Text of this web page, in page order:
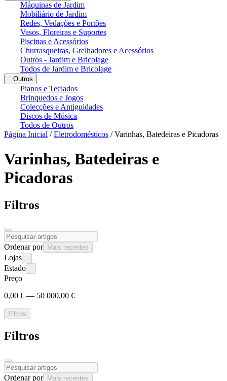
Máquinas de Jardim
Mobiliário de Jardim
Redes, Vedações e Portões
Vasos, Floreiras e Suportes
Piscinas e Acessórios
Churrasqueiras, Grelhadores e Acessórios
Outros - Jardim e Bricolage
Todos de Jardim e Bricolage
Outros
Pianos e Teclados
Brinquedos e Jogos
Colecções e Antiguidades
Discos de Música
Todos de Outros
Página Inicial /Eletrodomésticos /Varinhas, Batedeiras e Picadoras
Varinhas, Batedeiras e
Picadoras
Filtros
Ordenar por Mais recentes
Lojas
Estado
Preço
0,00 € — 50 000,00 €
Filtros
Filtros
Ordenar por Mais recentes